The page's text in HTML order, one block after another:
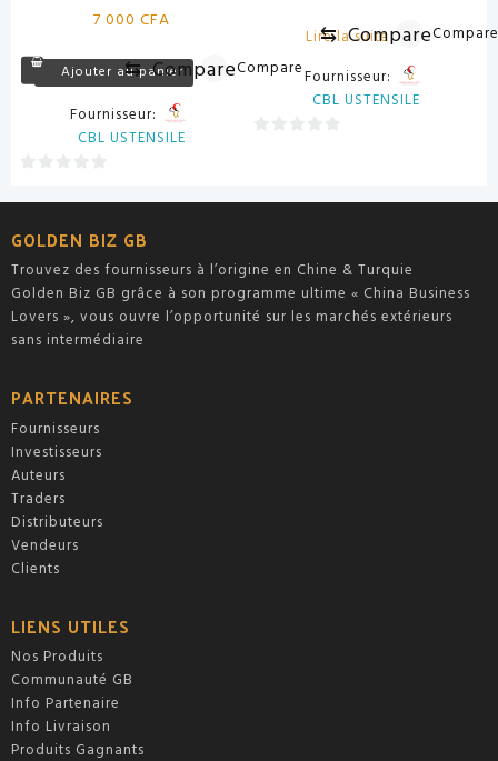
7 000CFA
Ajouter au panier
⇆ CompareCompare
Fournisseur:
CBL USTENSILE
sur
Lire la suite
⇆ Compare
Fournisseur:
CBL USTENSILE
GOLDEN BIZ GB
Trouvez des fournisseurs à l’origine en Chine & Turquie
Golden Biz GB grâce à son programme ultime « China Business
Lovers », vous ouvre l’opportunité sur les marchés extérieurs
sans intermédiaire
PARTENAIRES
Fournisseurs
Investisseurs
Auteurs
Traders
Distributeurs
Vendeurs
Clients
LIENS UTILES
Nos Produits
Communauté GB
Info Partenaire
Info Livraison
Produits Gagnants